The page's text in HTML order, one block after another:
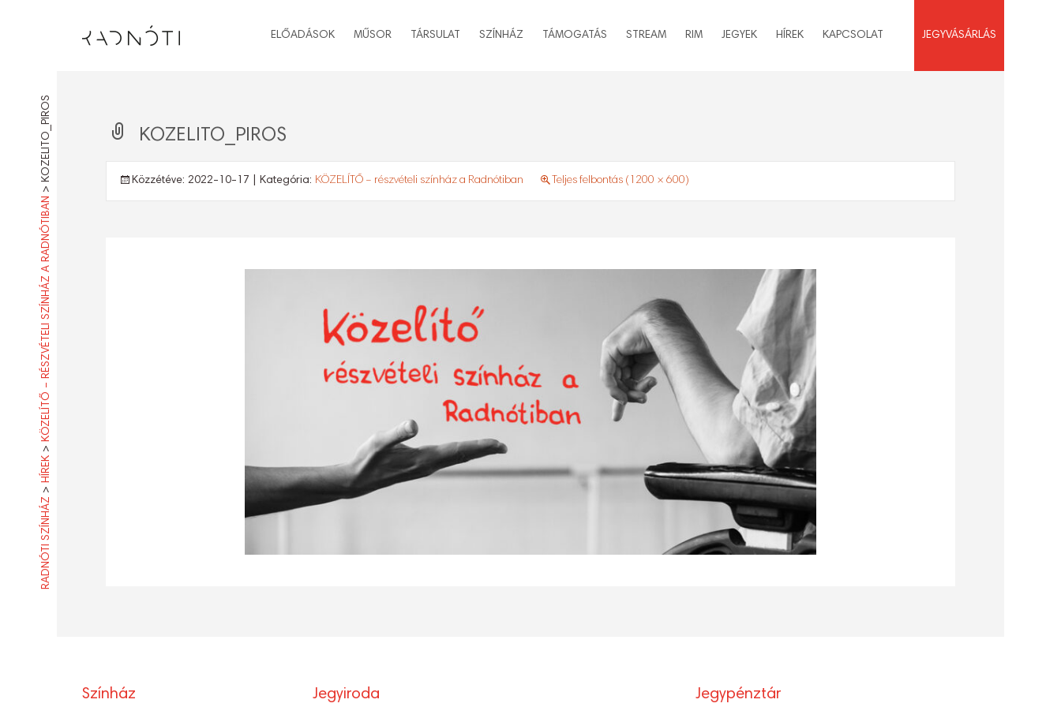
ELŐADÁSOK MŰSOR TÁRSULAT SZÍNHÁZ TÁMOGATÁS STREAM RIM JEGYEK HÍREK KAPCSOLAT JEGYVÁSÁRLÁS
RADNÓTI SZÍNHÁZ
>
HÍREK
>
KÖZELÍTŐ – RÉSZVÉTELI SZÍNHÁZ A RADNÓTIBAN
>
KOZELITO_PIROS KOZELITO_PIROS
Közzétéve: 2022-10-17 | Kategória: KÖZELÍTŐ – részvételi színház a Radnótiban Teljes felbontás (1200 × 600)
Színház Jegyiroda Jegypénztár